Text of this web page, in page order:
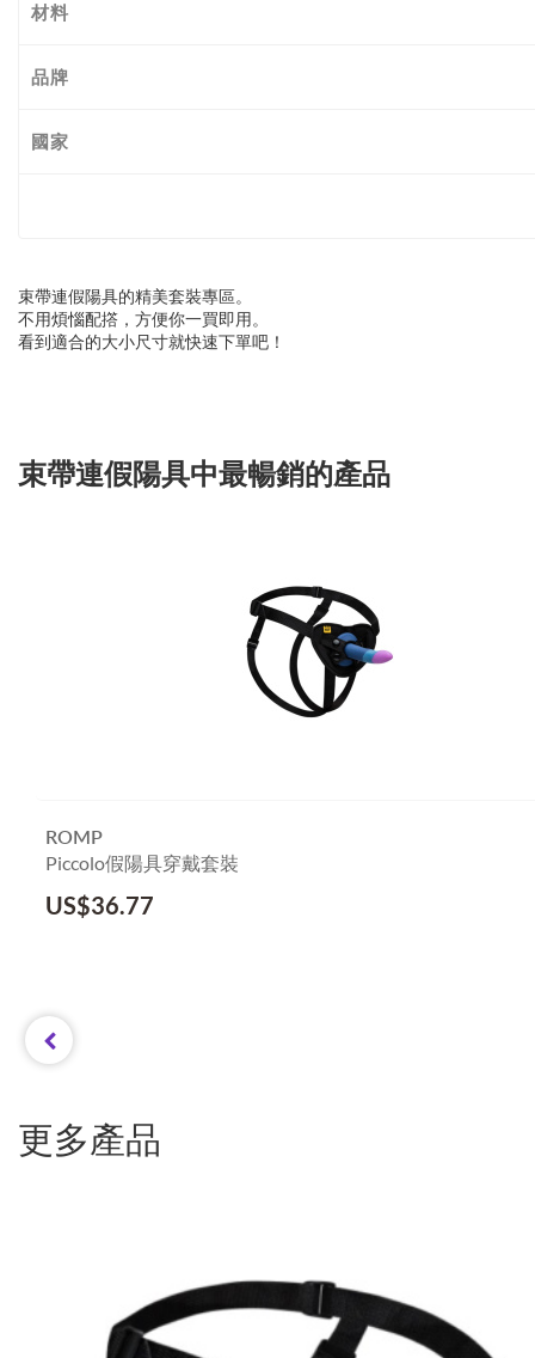
材料
品牌
國家
束帶連假陽具的精美套裝專區。
不用煩惱配撘，方便你一買即用。
看到適合的大小尺寸就快速下單吧！
束帶連假陽具中最暢銷的產品
ROMP
Piccolo假陽具穿戴套裝
US$36.77
更多產品